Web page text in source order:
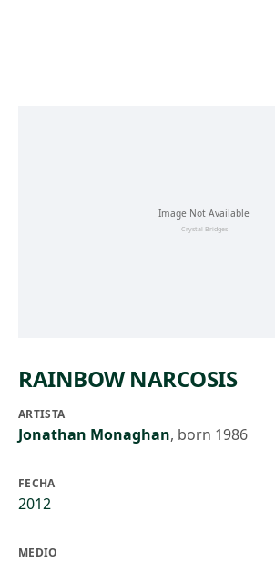
RAINBOW NARCOSIS
ARTISTA
Jonathan Monaghan, born 1986
FECHA
2012
MEDIO